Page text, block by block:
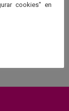
el mundo de
cookies" en